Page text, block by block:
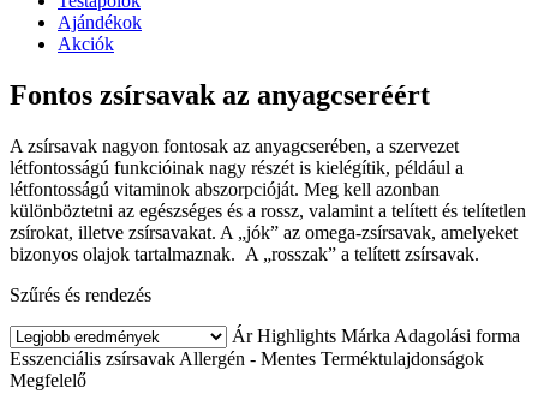
Ajándékok
Akciók
Fontos zsírsavak az anyagcseréért
A zsírsavak nagyon fontosak az anyagcserében, a szervezet
létfontosságú funkcióinak nagy részét is kielégítik, például a
létfontosságú vitaminok abszorpcióját. Meg kell azonban
különböztetni az egészséges és a rossz, valamint a telített és telítetlen
zsírokat, illetve zsírsavakat. A „jók” az omega-zsírsavak, amelyeket
bizonyos olajok tartalmaznak. A „rosszak” a telített zsírsavak.
Szűrés és rendezés
Ár Highlights Márka Adagolási forma
Esszenciális zsírsavak Allergén - Mentes Terméktulajdonságok
Megfelelő